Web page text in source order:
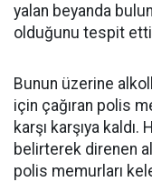
yalan beyanda
olduğunu tespit
Bunun üzerine
için çağıran polis
karşı karşıya
belirterek direnen
polis memurları